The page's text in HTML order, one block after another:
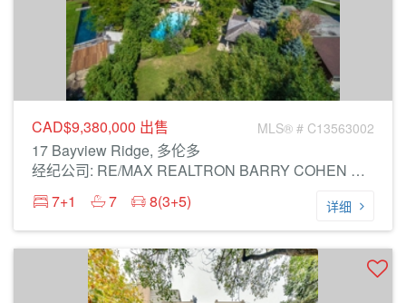
CAD$9,380,000 出售 MLS® # C13563002
17 Bayview Ridge, 多伦多
经纪公司: RE/MAX REALTRON BARRY COHEN HOMES INC.
7+1
7 8(3+5) 详细